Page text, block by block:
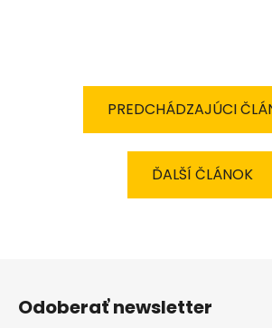
PREDCHÁDZAJÚCI
ĎALŠÍ ČLÁNOK
Odoberať newsletter